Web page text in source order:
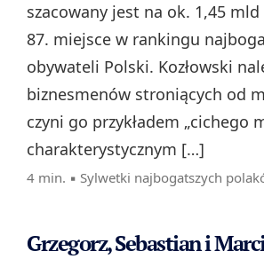
szacowany jest na ok. 1,45 mld
87. miejsce w rankingu
obywateli Polski. Kozłowski
biznesmenów stroniących od
czyni go przykładem „cichego
charakterystycznym […]
4 min. ▪ Sylwetki najbogatszych
Grzegorz, Sebastian i